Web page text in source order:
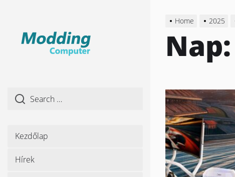
content
Kezdőlap
Hírek
Home 2025
Nap: